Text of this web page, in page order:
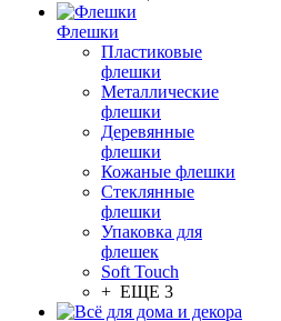
Флешки
Пластиковые
флешки
Металлические
флешки
Деревянные
флешки
Кожаные флешки
Стеклянные
флешки
Упаковка для
флешек
Soft Touch
+ ЕЩЕ 3